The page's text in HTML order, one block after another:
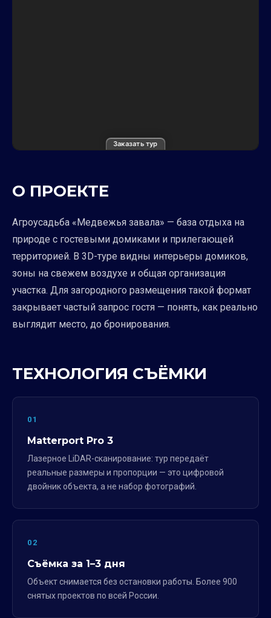
Заказать тур
О ПРОЕКТЕ
Агроусадьба «Медвежья завала» — база отдыха на
природе с гостевыми домиками и прилегающей
территорией. В 3D-туре видны интерьеры домиков,
зоны на свежем воздухе и общая организация
участка. Для загородного размещения такой формат
закрывает частый запрос гостя — понять, как реально
выглядит место, до бронирования.
ТЕХНОЛОГИЯ СЪЁМКИ
01
Matterport Pro 3
Лазерное LiDAR-сканирование: тур передаёт
реальные размеры и пропорции — это цифровой
двойник объекта, а не набор фотографий.
02
Съёмка за 1–3 дня
Объект снимается без остановки работы. Более 900
снятых проектов по всей России.